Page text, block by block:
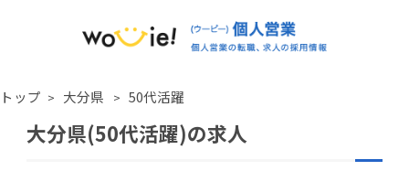
トップ 大分県 50代活躍
大分県(50代活躍)の求人